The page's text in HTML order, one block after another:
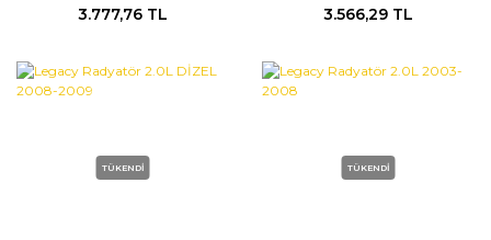
3.777,76 TL 3.566,29 TL
TÜKENDİ TÜKENDİ